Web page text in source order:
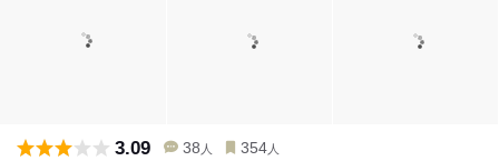
3.09 38 人 354 人